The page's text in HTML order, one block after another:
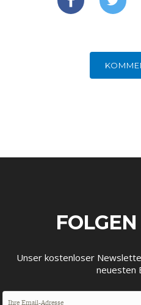
Unser kostenloser
neuesten